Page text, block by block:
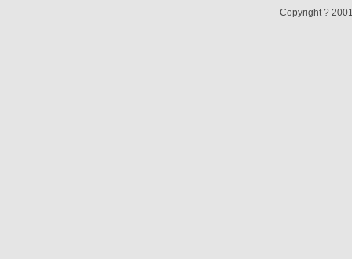
Copyright ?